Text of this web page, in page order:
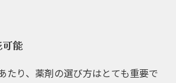
能
たり、薬剤の選び方はとても重要で